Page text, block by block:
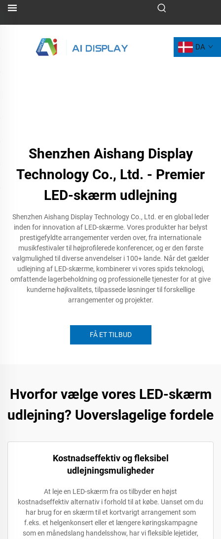
DA
Shenzhen Aishang Display
Technology Co., Ltd. - Premier
LED-skærm udlejning
Shenzhen Aishang Display Technology Co., Ltd. er en global leder
inden for innovation af LED-skærme. Vores produkter har belyst
prestigefyldte arrangementer verden over, fra internationale
musikfestivaler til højprofilerede konferencer, og er den første
valgmulighed til diverse anvendelser i 100+ lande. Når det gælder
udlejning af LED-skærme, kombinerer vi vores spids teknologi,
omfattende lagerbeholdning og professionelle tjenester for at give
kunderne højkvalitets, tilpassede løsninger til forskellige
arrangementer og projekter.
FÅ ET TILBUD
Hvorfor vælge vores LED-skærm
udlejning? Uoverslagelige fordele
Kostnadseffektiv og fleksibel
udlejningsmuligheder
At leje en LED-skærm fra os tilbyder en højst
kostnadseffektiv alternativ i forhold til at købe. Uanset om du
har brug for en skærm til et kortvarigt arrangement som
f.eks. et helgenkonsert eller et længere køringskampagne
som en månedslang handelsshow, har vi fleksible lejetider,